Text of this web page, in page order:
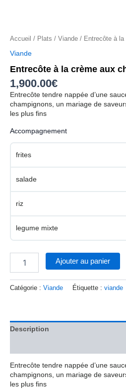
Accueil / Plats / Viande / Entrecôte à la
Viande
Entrecôte à la crème aux
1,900.00€
Entrecôte tendre nappée d’une
champignons, un mariage de
les plus fins
Accompagnement
frites
salade
riz
legume mixte
Ajouter au panier
Catégorie : Viande Étiquette : viande
Description
Entrecôte tendre nappée d’une
champignons, un mariage de
les plus fins